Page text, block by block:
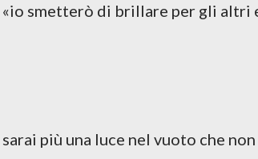
«io smetterò di brillare per gli altri
più una luce nel vuoto che non